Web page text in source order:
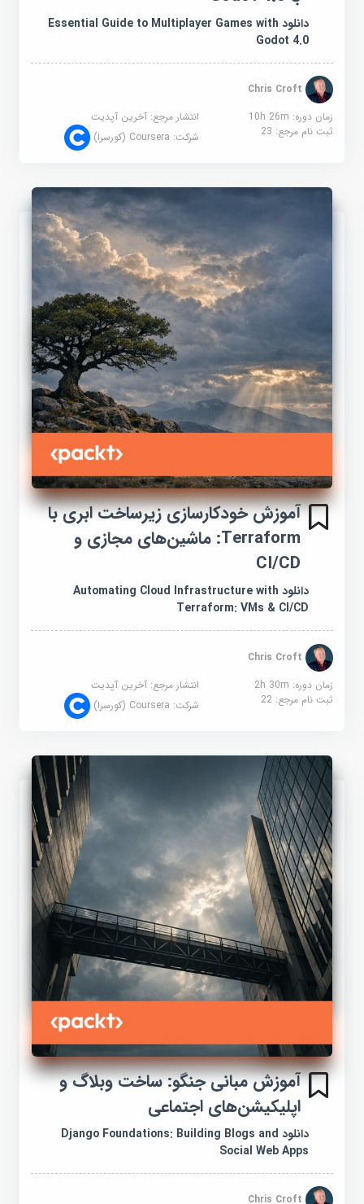
دانلود Essential Guide to Multiplayer Games with
Godot 4.0
Chris Croft
زمان دوره: 10h 26m
انتشار مرجع:آخرین آپدیت
ثبت نام مرجع:23 شرکت:Coursera (کورسرا)
آموزش خودکارسازی زیرساخت ابری با
Terraform: ماشین‌های مجازی و
CI/CD
دانلود Automating Cloud Infrastructure with
Terraform: VMs & CI/CD
Chris Croft
زمان دوره: 2h 30m
انتشار مرجع:آخرین آپدیت
ثبت نام مرجع:22 شرکت:Coursera (کورسرا)
آموزش مبانی جنگو: ساخت وبلاگ و
اپلیکیشن‌های اجتماعی
دانلود Django Foundations: Building Blogs and
Social Web Apps
Chris Croft